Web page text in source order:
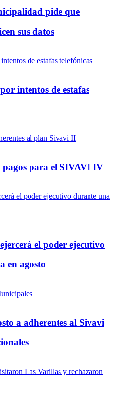
pide que
sus datos
intentos de estafas
para el SIVAVI IV
el poder ejecutivo
en agosto
a adherentes al Sivavi